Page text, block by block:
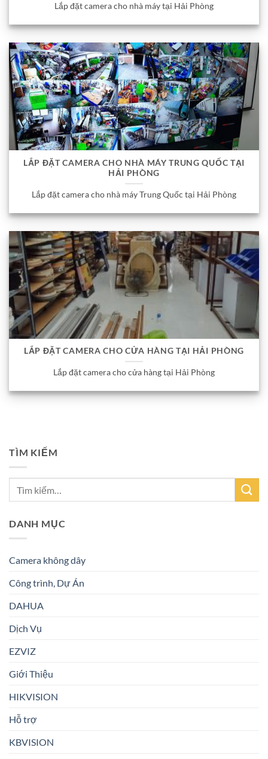
Lắp đặt camera cho nhà máy tại Hải Phòng
LẮP ĐẶT CAMERA CHO NHÀ MÁY TRUNG QUỐC TẠI
HẢI PHÒNG
Lắp đặt camera cho nhà máy Trung Quốc tại Hải Phòng
LẮP ĐẶT CAMERA CHO CỬA HÀNG TẠI HẢI PHÒNG
Lắp đặt camera cho cửa hàng tại Hải Phòng
TÌM KIẾM
DANH MỤC
Camera không dây
Công trình, Dự Án
DAHUA
Dịch Vụ
EZVIZ
Giới Thiệu
HIKVISION
Hỗ trợ
KBVISION